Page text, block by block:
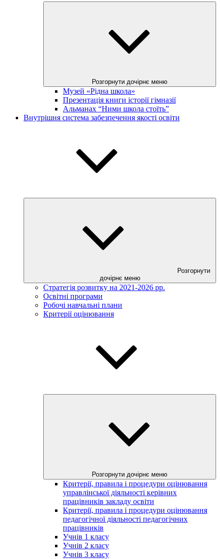
Розгорнути дочірнє меню
Музей «Рідна школа»
Презентація книги історії гімназії
Альманах “Ними школа стоїть”
Внутрішня система забезпечення якості освіти
Розгорнути
дочірнє меню
Стратегія розвитку на 2021-2026 рр.
Освітні програми
Робочі навчальні плани
Критерії оцінювання
Розгорнути дочірнє меню
Критерії, правила і процедури оцінювання
управлінської діяльності керівних
працівників закладу освіти
Критерії, правила і процедури оцінювання
педагогічної діяльності педагогічних
працівників
Учнів 1 класу
Учнів 2 класу
Учнів 3 класу